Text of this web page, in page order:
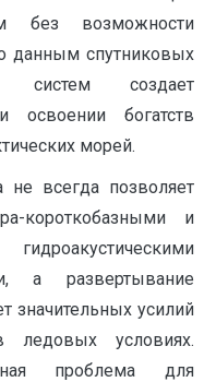
без возможности
данным спутниковых
систем создает
освоении богатств
морей.
не всегда позволяет
короткобазными и
а развертывание
значительных усилий
ледовых условиях.
проблема для